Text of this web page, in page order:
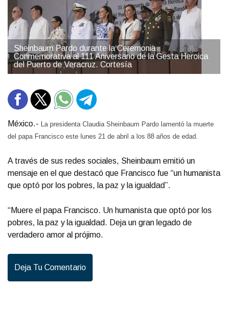
Sheinbaum Pardo durante la Ceremonia
Conmemorativa al 111 Aniversario de la Gesta Heroica
del Puerto de Veracruz. Cortesía
México.- La presidenta Claudia Sheinbaum Pardo lamentó la muerte
del papa Francisco este lunes 21 de abril a los 88 años de edad.
A través de sus redes sociales, Sheinbaum emitió un
mensaje en el que destacó que Francisco fue “un humanista
que optó por los pobres, la paz y la igualdad”.
“Muere el papa Francisco. Un humanista que optó por los
pobres, la paz y la igualdad. Deja un gran legado de
verdadero amor al prójimo.
Deja Tu Comentario